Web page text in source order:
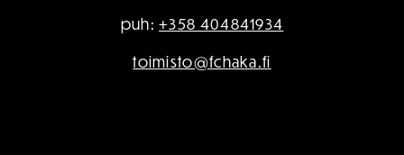
puh:+358 404841934
toimisto@fchaka.fi